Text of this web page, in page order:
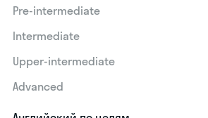
Pre-intermediate
Intermediate
Upper-intermediate
Advanced